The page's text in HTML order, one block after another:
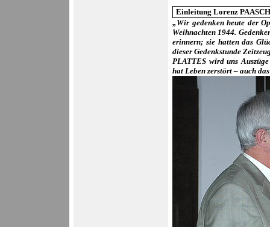
Einleitung Lorenz
„Wir gedenken heute der
Weihnachten 1944.
erinnern; sie hatten das
dieser Gedenkstunde
PLATTES wird uns
hat Leben zerstört – auch